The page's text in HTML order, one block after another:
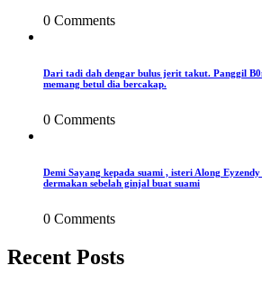
0 Comments
Dari tadi dah dengar bulus jerit takut. Panggil
memang betul dia bercakap.
0 Comments
Demi Sayang kepada suami , isteri Along
dermakan sebelah ginjal buat suami
0 Comments
Recent Posts